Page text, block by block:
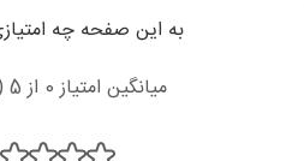
به این صفحه چه
میانگین امتیاز 0 از 5 ( از 0 رای )